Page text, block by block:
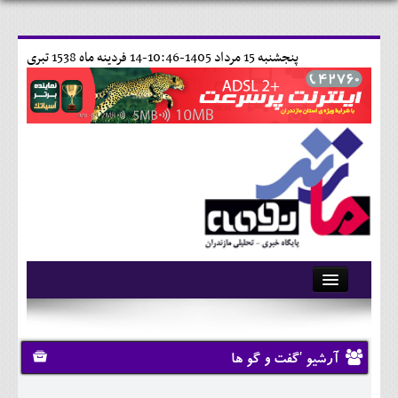
14 فردينه ماه 1538 تبری پنجشنبه 15 مرداد 1405-10:46-
آرشیو
تماس با ما
وبلاگ
آرشیو 'گفت و گو ها